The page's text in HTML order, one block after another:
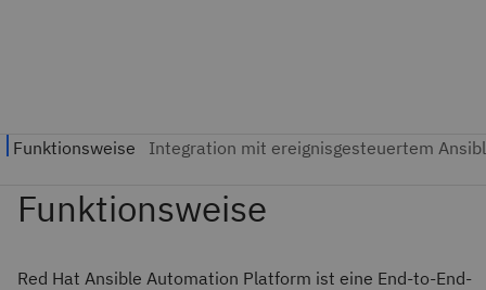
Red Hat Ansible Automation Platform ist eine End-to-End-